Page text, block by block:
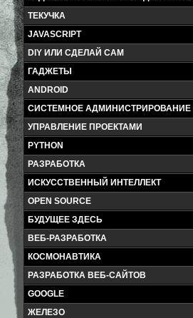
ТЕКУЧКА
JAVASCRIPT
DIY ИЛИ СДЕЛАЙ САМ
ГАДЖЕТЫ
ANDROID
СИСТЕМНОЕ АДМИНИСТРИРОВАНИЕ
УПРАВЛЕНИЕ ПРОЕКТАМИ
PYTHON
РАЗРАБОТКА
ИСКУССТВЕННЫЙ ИНТЕЛЛЕКТ
OPEN SOURCE
БУДУЩЕЕ ЗДЕСЬ
ВЕБ-РАЗРАБОТКА
КОСМОНАВТИКА
РАЗРАБОТКА ВЕБ-САЙТОВ
GOOGLE
ЖЕЛЕЗО